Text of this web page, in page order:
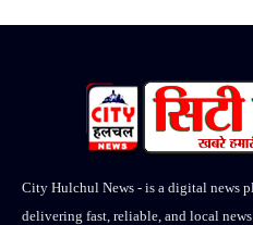
City Hulchul News - is a digital news
delivering fast, reliable, and local